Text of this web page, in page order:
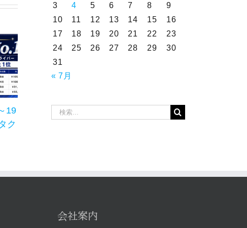
19
ク
2026年7月12日～15
2026年7月8日～11
3
4 5 6 7 8
9
10
11 12 13 14 15
16
17
18 19 20 21 22
23
24
25 26 27 28 29
30
31
« 7月
索
会社案内